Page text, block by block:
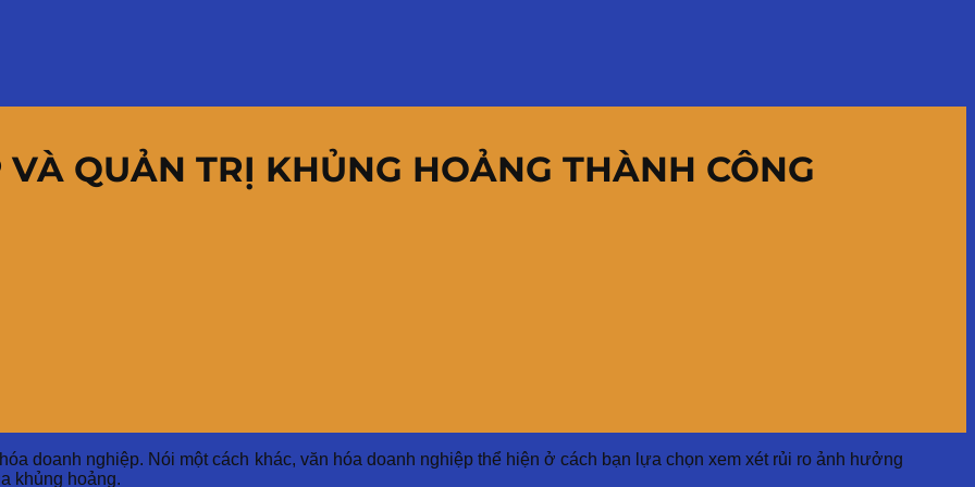
QUẢN TRỊ KHỦNG HOẢNG THÀNH CÔNG
doanh nghiệp. Nói một cách khác, văn hóa doanh nghiệp thể hiện ở cách bạn lựa chọn xem xét rủi ro ảnh hưởng
khủng hoảng.